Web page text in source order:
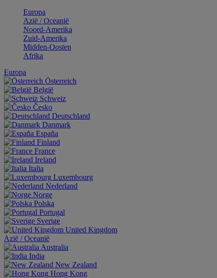
Europa
Aziё / Oceaniё
Noord-Amerika
Zuid-Amerika
Midden-Oosten
Afrika
Europa
Österreich
België
Schweiz
Česko
Deutschland
Danmark
España
Finland
France
Ireland
Italia
Luxembourg
Nederland
Norge
Polska
Portugal
Sverige
United Kingdom
Aziё / Oceaniё
Australia
India
New Zealand
Hong Kong